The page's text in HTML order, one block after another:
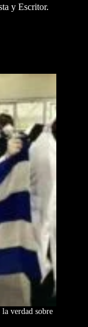
y Escritor.
verdad sobre